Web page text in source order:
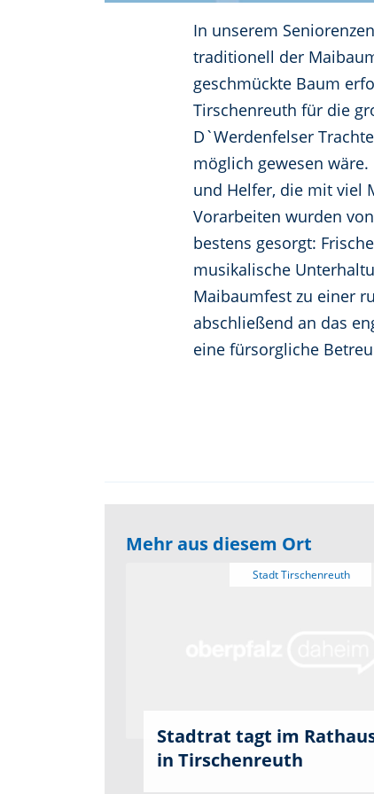
In unserem
traditionell der
geschmückte Baum
Tirschenreuth für die
D`Werdenfelser
möglich gewesen
und Helfer, die mit viel
Vorarbeiten wurden
bestens gesorgt:
musikalische
Maibaumfest zu einer
abschließend an das
eine fürsorgliche
Mehr aus diesem Ort
Stadtrat tagt im
in Tirschenreuth